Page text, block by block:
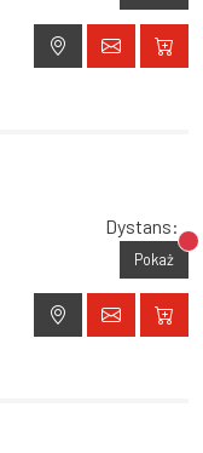
Dystans:
Pokaż